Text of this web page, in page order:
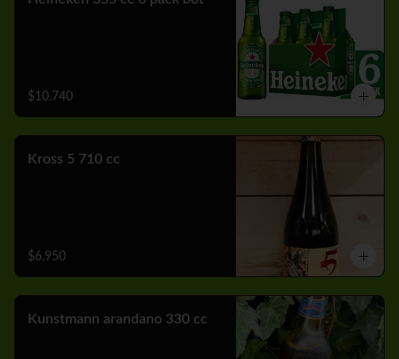
$10.740
Kross 5 710 cc
$6.950
Kunstmann arandano 330 cc